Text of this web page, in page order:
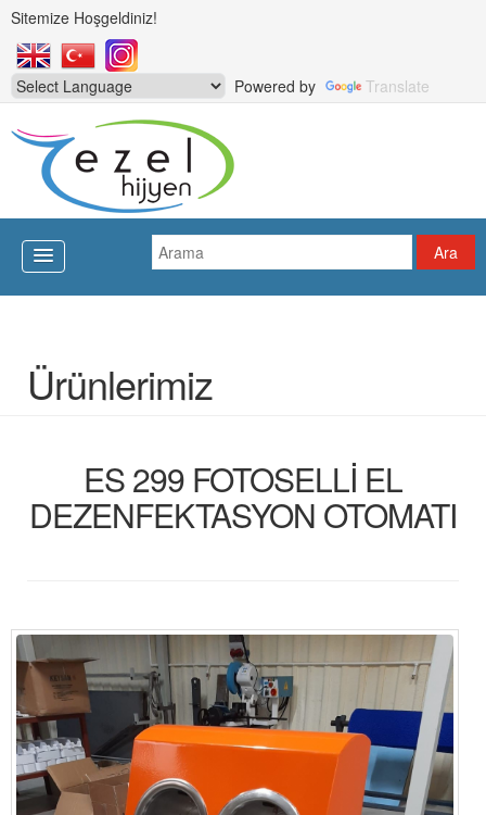
Sitemize Hoşgeldiniz!
Powered by Translate
Ürünlerimiz
ES 299 FOTOSELLİ EL
DEZENFEKTASYON OTOMATI